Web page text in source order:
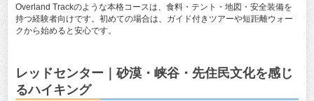
Overland Trackのような本格コースは、食料・テント・地図・安全装備を
持つ経験者向けです。初めての場合は、ガイド付きツアーや短距離ウォー
クから始めると安心です。
レッドセンター｜砂漠・峡谷・先住民文化を感じ
るハイキング